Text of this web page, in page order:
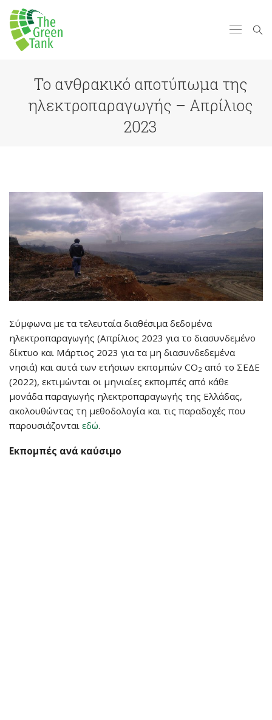
Το ανθρακικό αποτύπωμα της
ηλεκτροπαραγωγής – Απρίλιος
2023
Σύμφωνα με τα τελευταία διαθέσιμα δεδομένα
ηλεκτροπαραγωγής (Απρίλιος 2023 για το διασυνδεμένο
δίκτυο και Μάρτιος 2023 για τα μη διασυνδεδεμένα
νησιά) και αυτά των ετήσιων εκπομπών CO2 από το ΣΕΔΕ
(2022), εκτιμώνται οι μηνιαίες εκπομπές από κάθε
μονάδα παραγωγής ηλεκτροπαραγωγής της Ελλάδας,
ακολουθώντας τη μεθοδολογία και τις παραδοχές που
παρουσιάζονται εδώ.
Εκπομπές ανά καύσιμο